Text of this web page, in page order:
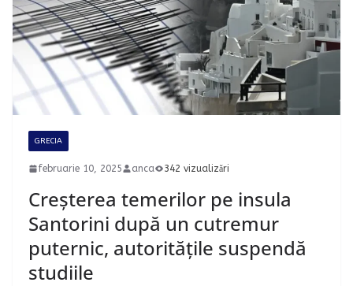
GRECIA
februarie 10, 2025 anca 342 vizualizări
Creșterea temerilor pe insula
Santorini după un cutremur
puternic, autoritățile suspendă
studiile